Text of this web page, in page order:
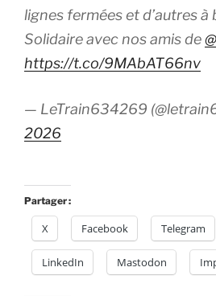
lignes fermées et d’autres
Solidaire avec nos amis de
https://t.co/9MAbAT66nv
— LeTrain634269
2026
Partager :
X Facebook Telegram
LinkedIn Mastodon